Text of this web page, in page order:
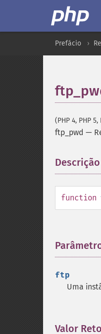
Prefácio
(PHP 4, PHP 5,
ftp_pwd —
Descrição
function
ftp
Uma
Valor